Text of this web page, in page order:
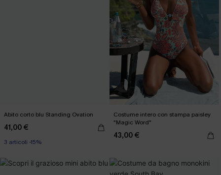
Abito corto blu Standing Ovation
41,00 €
3 articoli -15%
Costume intero con stampa paisley
"Magic Word"
43,00 €